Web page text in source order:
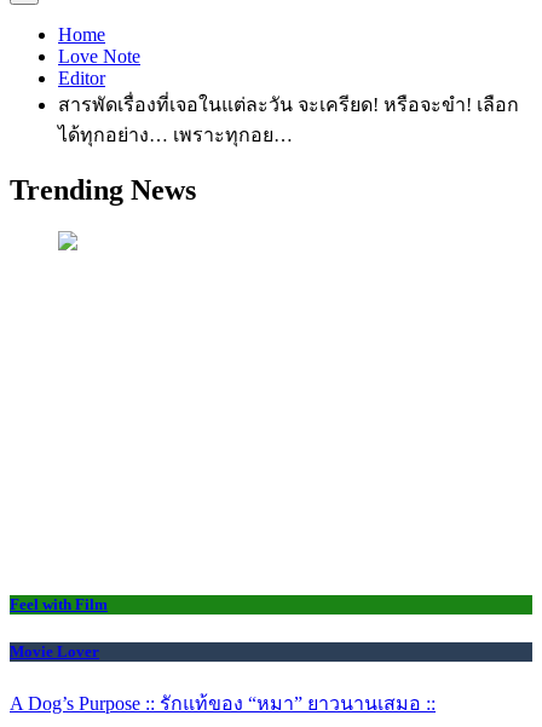
Home
Love Note
Editor
สารพัดเรื่องที่เจอในแต่ละวัน จะเครียด! หรือจะขำ! เลือก
ได้ทุกอย่าง… เพราะทุกอย…
Trending News
Feel with Film
Movie Lover
A Dog’s Purpose :: รักแท้ของ “หมา” ยาวนานเสมอ ::